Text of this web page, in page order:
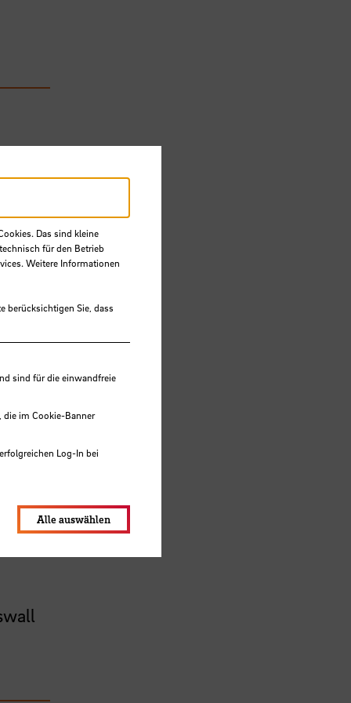
Das sind kleine
für den Betrieb
Weitere Informationen
berücksichtigen Sie, dass
sind für die einwandfreie
die im Cookie-Banner
Log-In bei
Alle auswählen